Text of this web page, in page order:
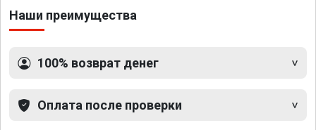
Наши преимущества
100% возврат денег
Оплата после проверки